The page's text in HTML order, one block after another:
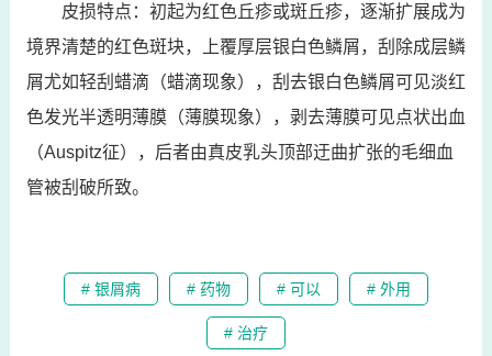
皮损特点：初起为红色丘疹或斑丘疹，逐渐扩展成为
境界清楚的红色斑块，上覆厚层银白色鳞屑，刮除成层鳞
屑尤如轻刮蜡滴（蜡滴现象），刮去银白色鳞屑可见淡红
色发光半透明薄膜（薄膜现象），剥去薄膜可见点状出血
（Auspitz征），后者由真皮乳头顶部迂曲扩张的毛细血
管被刮破所致。
# 银屑病 # 药物 # 可以 # 外用
# 治疗